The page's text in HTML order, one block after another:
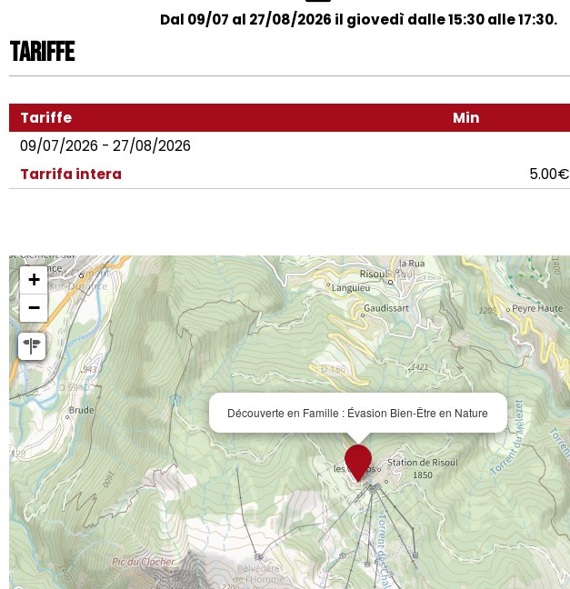
Dal 09/07 al 27/08/2026 il giovedì dalle 15:30 alle 17:30.
Tariffe
Tariffe Min
09/07/2026 - 27/08/2026
Tarrifa intera
5.00€
Découverte en Famille : Évasion Bien-Être en Nature
+
−